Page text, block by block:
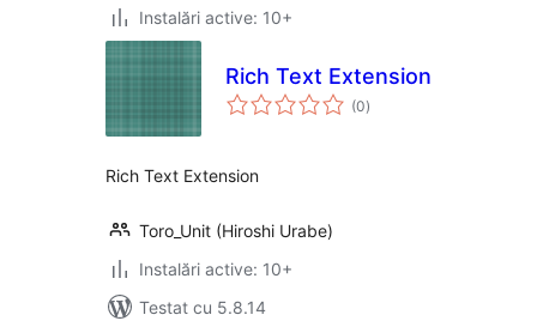
Instalări active: 10+
Rich Text Extension
(0total
aprecieri
)
Rich Text Extension
Toro_Unit (Hiroshi Urabe)
Instalări active: 10+
Testat cu 5.8.14